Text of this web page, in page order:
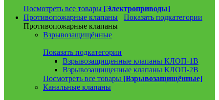
Посмотреть все товары [Электроприводы]
Противопожарные клапаны
Показать подкатегории
Противопожарные клапаны
Взрывозащищённые
Показать подкатегории
Взрывозащищенные клапаны КЛОП-1В
Взрывозащищенные клапаны КЛОП-2В
Посмотреть все товары [Взрывозащищённые]
Канальные клапаны